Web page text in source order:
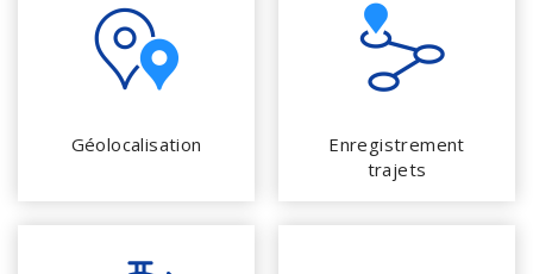
Géolocalisation
Enregistrement
trajets